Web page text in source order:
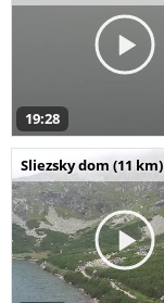
19:28
Sliezsky dom (11 km)